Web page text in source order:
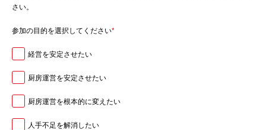
さい。
参加の目的を選択してください*
経営を安定させたい
厨房運営を安定させたい
厨房運営を根本的に変えたい
人手不足を解消したい